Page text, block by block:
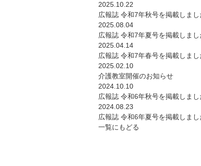
2025.10.22
広報誌 令和7年秋号を掲載しまし
2025.08.04
広報誌 令和7年夏号を掲載しまし
2025.04.14
広報誌 令和7年春号を掲載しまし
2025.02.10
介護教室開催のお知らせ
2024.10.10
広報誌 令和6年秋号を掲載しまし
2024.08.23
広報誌 令和6年夏号を掲載しまし
一覧にもどる